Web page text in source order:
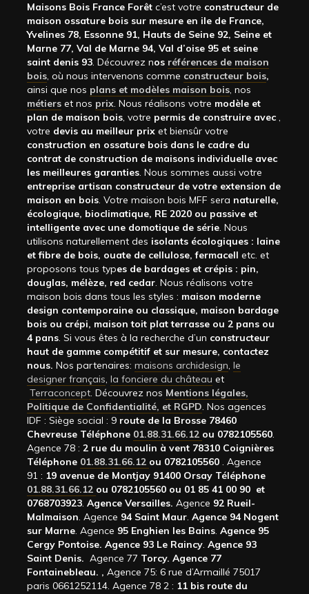
Maisons Bois France Forêt c’est votre constructeur de
maison ossature bois sur mesure en ile de France,
Yvelines 78, Essonne 91, Hauts de Seine 92, Seine et
Marne 77, Val de Marne 94, Val d’oise 95 et seine
saint denis 93. Découvrez nos références de maison
bois, où nous intervenons comme constructeur bois,
ainsi que nos plans et modèles maison bois, nos
métiers et nos prix. Nous réalisons votre modèle et
plan de maison bois, votre permis de construire avec ,
votre devis au meilleur prix et biensûr votre
construction en ossature bois dans le cadre du
contrat de construction de maisons individuelle avec
les meilleures garanties. Nous sommes aussi votre
entreprise artisan constructeur de votre extension de
maison en bois. Votre maison bois MFF sera naturelle,
écologique, bioclimatique, RE 2020 ou passive et
intelligente avec une domotique de série. Nous
utilisons naturellement des isolants écologiques : laine
et fibre de bois, ouate de cellulose, fermacell etc. et
proposons tous types de bardages et crépis : pin,
douglas, mélèze, red cedar. Nous réalisons votre
maison bois dans tous les styles : maison moderne
design contemporaine ou classique, maison bardage
bois ou crépi, maison toit plat terrasse ou 2 pans ou
4 pans. Si vous êtes à la recherche d’un constructeur
haut de gamme compétitif et sur mesure, contactez
nous. Nos partenaires: maisons archidesign, le
designer français, la fonciere du château et
Terraconcept. Découvrez nos Mentions légales,
Politique de Confidentialité, et RGPD. Nos agences
IDF : Siège social : 9 route de la Brosse 78460
Chevreuse Téléphone 01.88.31.66.12 ou 0782105560.
Agence 78 : 2 rue du moulin à vent 78310 Coignières
Téléphone 01.88.31.66.12 ou 0782105560 . Agence
91 : 19 avenue de Montjay 91400 Orsay Téléphone
01.88.31.66.12 ou 0782105560 ou 01 85 41 00 90 et
0768703923. Agence Versailles. Agence 92 Rueil-
Malmaison. Agence 94 Saint Maur. Agence 94 Nogent
sur Marne. Agence 95 Enghien les Bains. Agence 95
Cergy Pontoise. Agence 93 Le Raincy. Agence 93
Saint Denis. Agence 77 Torcy. Agence 77
Fontainebleau. , Agence 75: 6 rue d’Armaillé 75017
paris 0661252114. Agence 78 2 : 11 bis route du